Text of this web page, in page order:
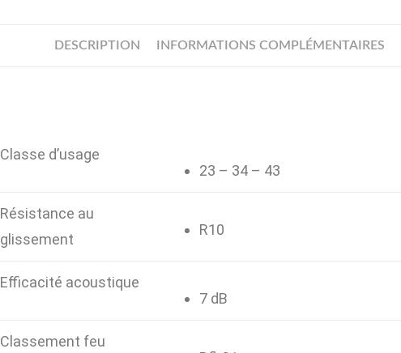
DESCRIPTION INFORMATIONS COMPLÉMENTAIRES
Classe d’usage
23 – 34 – 43
Résistance au
glissement
R10
Efficacité acoustique
7 dB
Classement feu